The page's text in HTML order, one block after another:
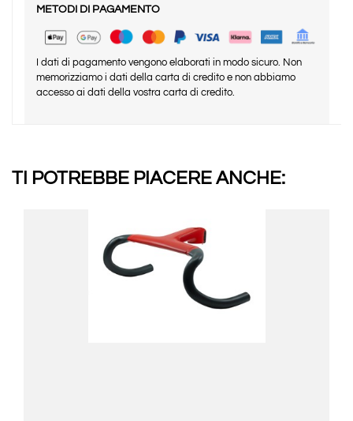
METODI DI PAGAMENTO
I dati di pagamento vengono elaborati in modo sicuro. Non
memorizziamo i dati della carta di credito e non abbiamo
accesso ai dati della vostra carta di credito.
TI POTREBBE PIACERE ANCHE: